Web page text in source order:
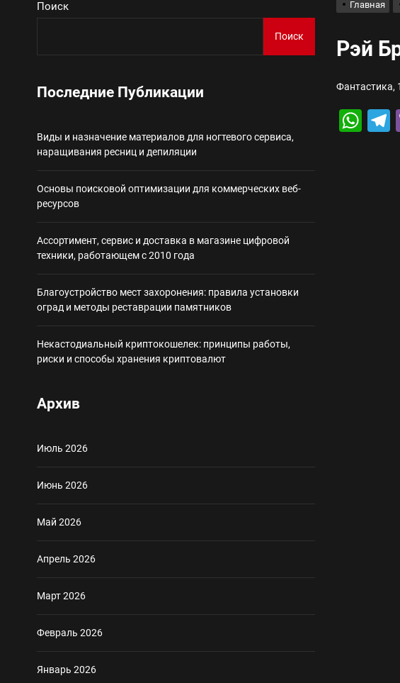
Ассортимент, сервис и доставка в
Некастодиальный криптокошелек:
Главная
Рэй
Фантастика,
Поиск
Поиск
Последние Публикации
Виды и назначение материалов для ногтевого сервиса,
наращивания ресниц и депиляции
Основы поисковой оптимизации для коммерческих веб-
ресурсов
Ассортимент, сервис и доставка в магазине цифровой
техники, работающем с 2010 года
Благоустройство мест захоронения: правила установки
оград и методы реставрации памятников
Некастодиальный криптокошелек: принципы работы,
риски и способы хранения криптовалют
Архив
Июль 2026
Июнь 2026
Май 2026
Апрель 2026
Март 2026
Февраль 2026
Январь 2026